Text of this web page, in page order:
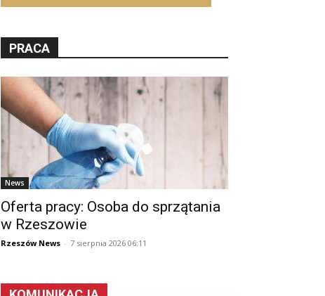
PRACA
News
Oferta pracy: Osoba do sprzątania
w Rzeszowie
Rzeszów News - 7 sierpnia 2026 06:11